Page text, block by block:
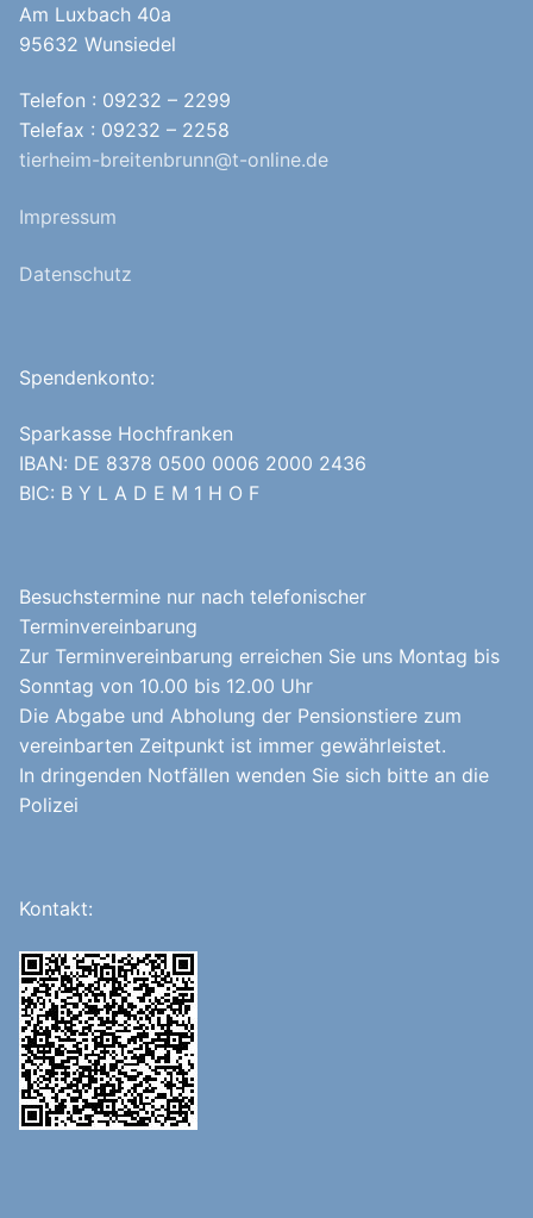
Am Luxbach 40a
95632 Wunsiedel
Telefon : 09232 – 2299
Telefax : 09232 – 2258
tierheim-breitenbrunn@t-online.de
Impressum
Datenschutz
Spendenkonto:
Sparkasse Hochfranken
IBAN: DE 8378 0500 0006 2000 2436
BIC: B Y L A D E M 1 H O F
Besuchstermine nur nach telefonischer
Terminvereinbarung
Zur Terminvereinbarung erreichen Sie uns Montag bis
Sonntag von 10.00 bis 12.00 Uhr
Die Abgabe und Abholung der Pensionstiere zum
vereinbarten Zeitpunkt ist immer gewährleistet.
In dringenden Notfällen wenden Sie sich bitte an die
Polizei
Kontakt: